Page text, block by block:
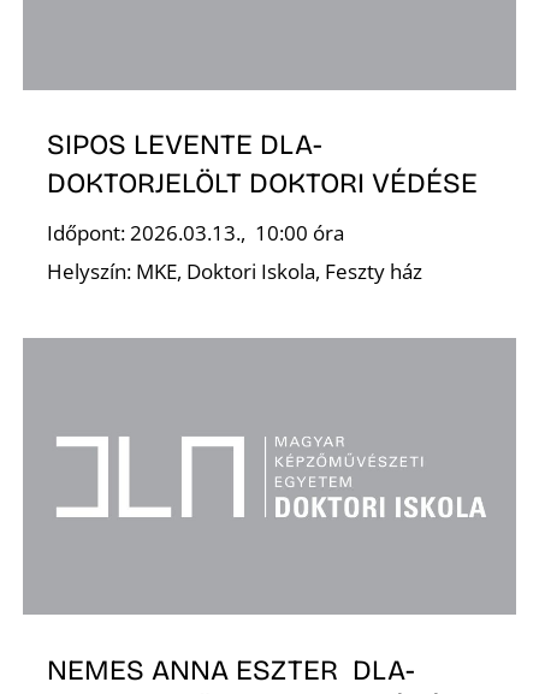
SIPOS LEVENTE DLA-
DOKTORJELÖLT DOKTORI VÉDÉSE
Időpont: 2026.03.13., 10:00 óra
Helyszín: MKE, Doktori Iskola, Feszty ház
NEMES ANNA ESZTER DLA-